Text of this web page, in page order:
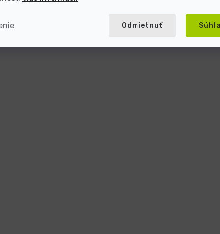
Odmietnuť